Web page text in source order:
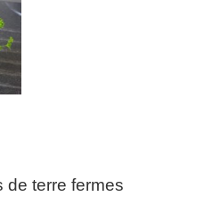
de terre fermes